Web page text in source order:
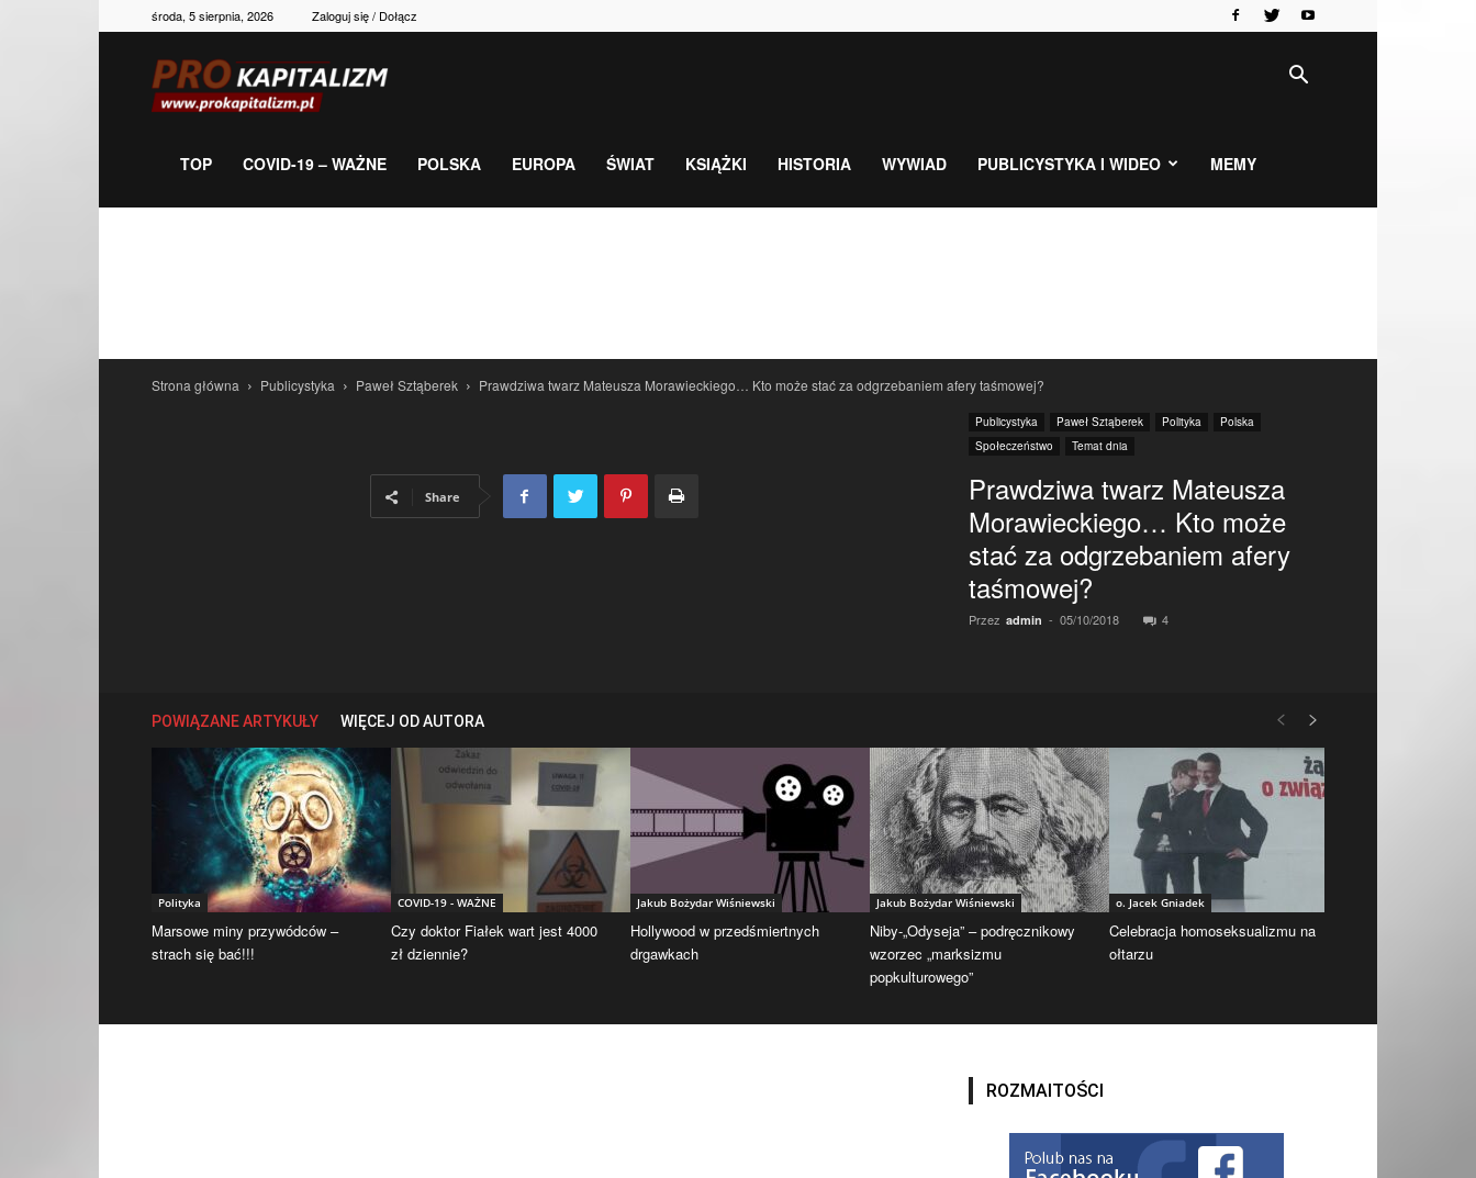
środa, 5 sierpnia, 2026 Zaloguj się / Dołącz
gospodarka,
TOP COVID-19 – WAŻNE POLSKA EUROPA ŚWIAT KSIĄŻKI HISTORIA WYWIAD PUBLICYSTYKA I WIDEO MEMY
Strona główna Publicystyka Paweł Sztąberek Prawdziwa twarz Mateusza Morawieckiego… Kto może stać za odgrzebaniem afery taśmowej?
Publicystyka Paweł Sztąberek Polityka
Polska
Społeczeństwo
Temat dnia
Prawdziwa twarz Mateusza
Morawieckiego… Kto może
stać za odgrzebaniem afery
taśmowej?
Przez admin - 05/10/2018 4
Share
POWIĄZANE ARTYKUŁY WIĘCEJ OD AUTORA
Polityka
Marsowe miny przywódców –
strach się bać!!!
COVID-19 - WAŻNE
Czy doktor Fiałek wart jest 4000
zł dziennie?
Jakub Bożydar Wiśniewski
Hollywood w przedśmiertnych
drgawkach
Jakub Bożydar Wiśniewski
Niby-„Odyseja” – podręcznikowy
wzorzec „marksizmu
popkulturowego”
o. Jacek Gniadek
Celebracja homoseksualizmu na
ołtarzu
ROZMAITOŚCI